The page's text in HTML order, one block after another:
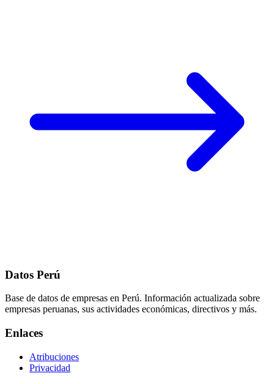
Datos Perú
Base de datos de empresas en Perú. Información actualizada sobre
empresas peruanas, sus actividades económicas, directivos y más.
Enlaces
Atribuciones
Privacidad